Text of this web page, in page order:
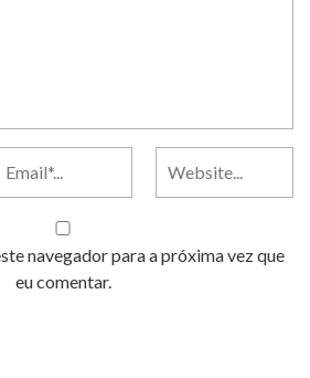
navegador para a próxima vez que
eu comentar.